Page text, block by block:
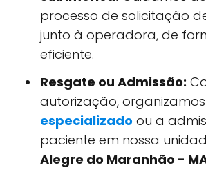
processo de solicitação
junto à operadora, de
eficiente.
Resgate ou Admissão:
autorização,
especializado ou a
paciente em nossa
Alegre do Maranhão -